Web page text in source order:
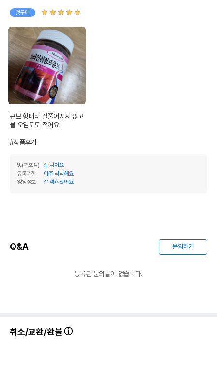
법에 의한 인증,허가 등을
받았음을 확인할수 있는
경우 그에 대한 사항
제조국 또는 원산지
제조자,수입품의 경우
수입자를 함께 표기
AS책임자와 전화번호
또는 소비자상담 관련
전화번호
유통기한
첫구매
큐브 형태라 잘풀어지지 않고
물 오염도도 적어요
#상품후기
맛(기호성)
잘 먹어요
유통기한
아주 넉넉해요
영양정보
잘 적혀있어요
Q&A 문의하기
등록된 문의글이 없습니다.
취소/교환/환불